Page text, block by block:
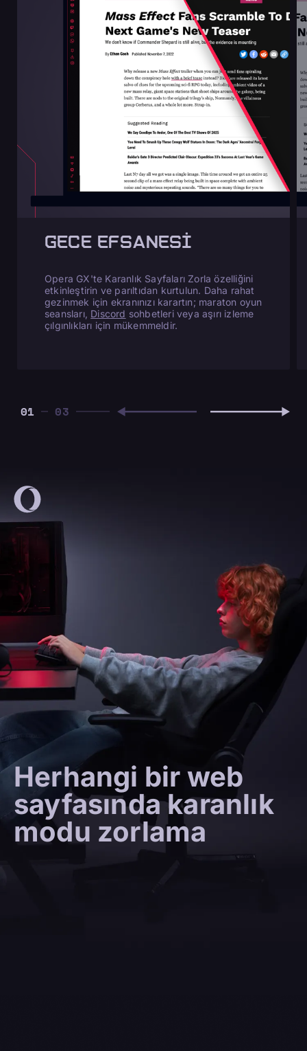
GECE EFSANESI
Opera GX'te Karanlık Sayfaları Zorla özelliğini
etkinleştirin ve parıltıdan kurtulun. Daha rahat
gezinmek için ekranınızı karartın; maraton oyun
seansları, Discord sohbetleri veya aşırı izleme
çılgınlıkları için mükemmeldir.
01
Herhangi bir web
sayfasında karanlık
modu zorlama